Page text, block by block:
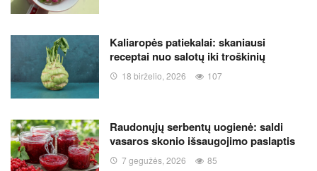
Kaliaropės patiekalai: skaniausi
receptai nuo salotų iki troškinių
18 birželio, 2026 107
Raudonųjų serbentų uogienė: saldi
vasaros skonio išsaugojimo paslaptis
7 gegužės, 2026 85